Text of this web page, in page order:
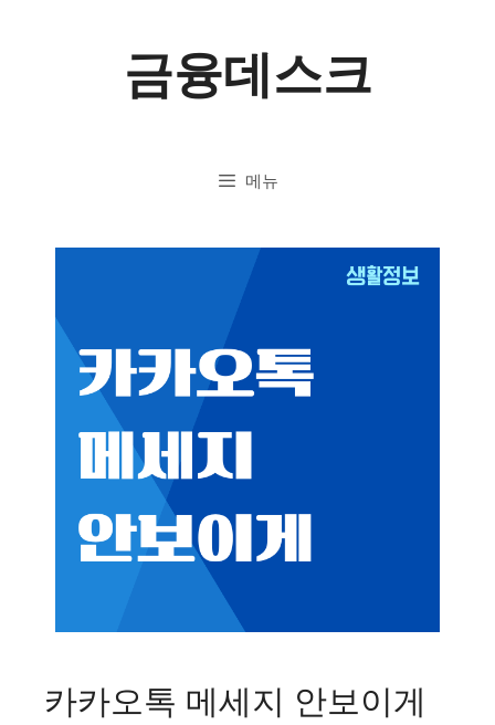
금융데스크
메뉴
카카오톡 메세지 안보이게